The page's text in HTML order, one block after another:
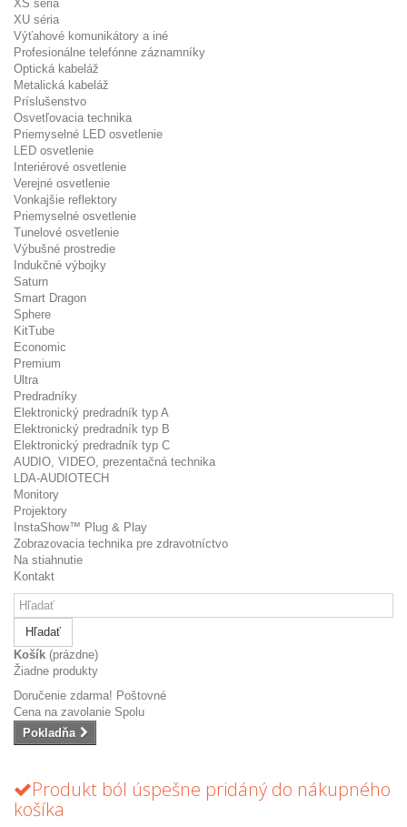
XS séria
XU séria
Výťahové komunikátory a iné
Profesionálne telefónne záznamníky
Optická kabeláž
Metalická kabeláž
Príslušenstvo
Osvetľovacia technika
Priemyselné LED osvetlenie
LED osvetlenie
Interiérové osvetlenie
Verejné osvetlenie
Vonkajšie reflektory
Priemyselné osvetlenie
Tunelové osvetlenie
Výbušné prostredie
Indukčné výbojky
Saturn
Smart Dragon
Sphere
KitTube
Economic
Premium
Ultra
Predradníky
Elektronický predradník typ A
Elektronický predradník typ B
Elektronický predradník typ C
AUDIO, VIDEO, prezentačná technika
LDA-AUDIOTECH
Monitory
Projektory
InstaShow™ Plug & Play
Zobrazovacia technika pre zdravotníctvo
Na stiahnutie
Kontakt
Hľadať
Košík (prázdne)
Žiadne produkty
Doručenie zdarma! Poštovné
Cena na zavolanie Spolu
Pokladňa
Produkt ból úspešne pridáný do nákupného
košíka